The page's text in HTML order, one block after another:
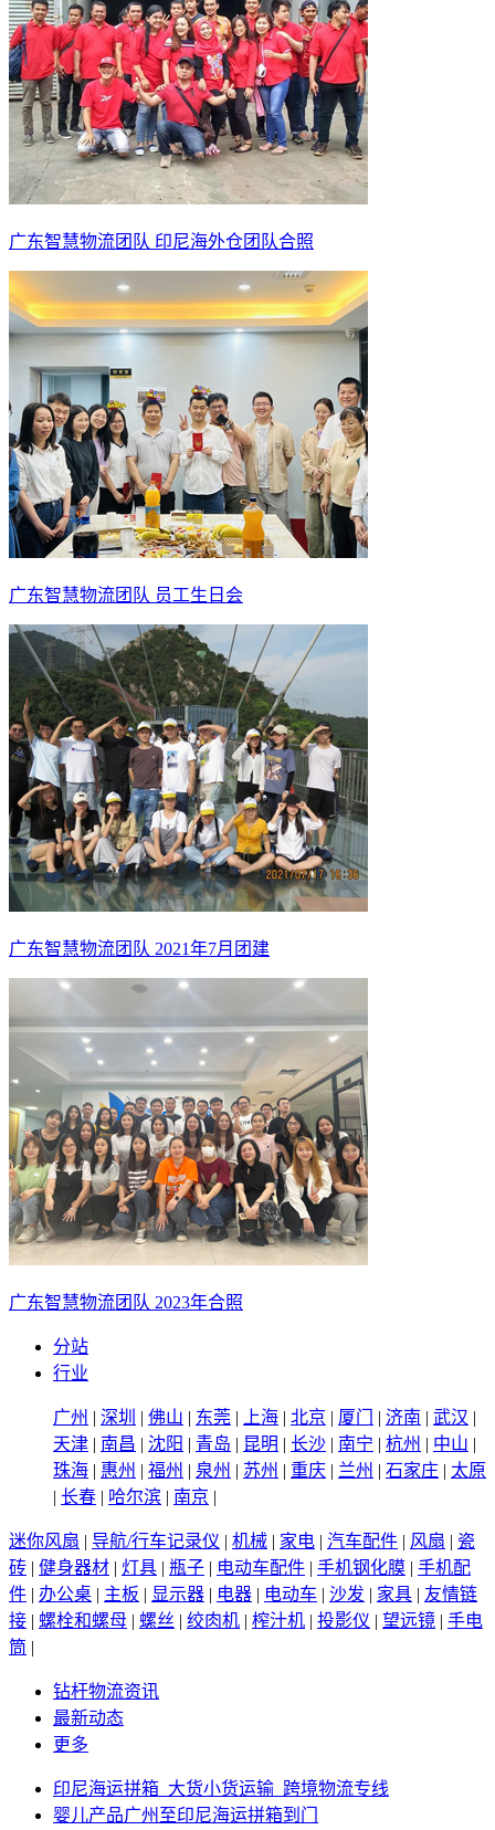
广东智慧物流团队 印尼海外仓团队合照
广东智慧物流团队 员工生日会
广东智慧物流团队 2021年7月团建
广东智慧物流团队 2023年合照
分站
行业
广州 | 深圳 | 佛山 | 东莞 | 上海 | 北京 | 厦门 | 济南 | 武汉 |
天津 | 南昌 | 沈阳 | 青岛 | 昆明 | 长沙 | 南宁 | 杭州 | 中山 |
珠海 | 惠州 | 福州 | 泉州 | 苏州 | 重庆 | 兰州 | 石家庄 | 太原
| 长春 | 哈尔滨 | 南京 |
迷你风扇 | 导航/行车记录仪 | 机械 | 家电 | 汽车配件 | 风扇 | 瓷
砖 | 健身器材 | 灯具 | 瓶子 | 电动车配件 | 手机钢化膜 | 手机配
件 | 办公桌 | 主板 | 显示器 | 电器 | 电动车 | 沙发 | 家具 | 友情链
接 | 螺栓和螺母 | 螺丝 | 绞肉机 | 榨汁机 | 投影仪 | 望远镜 | 手电
筒 |
钻杆物流资讯
最新动态
更多
印尼海运拼箱_大货小货运输_跨境物流专线
婴儿产品广州至印尼海运拼箱到门